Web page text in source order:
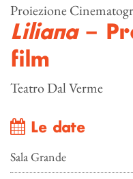
Proiezione
Liliana–
film
Teatro Dal Verme
Le date
Sala Grande